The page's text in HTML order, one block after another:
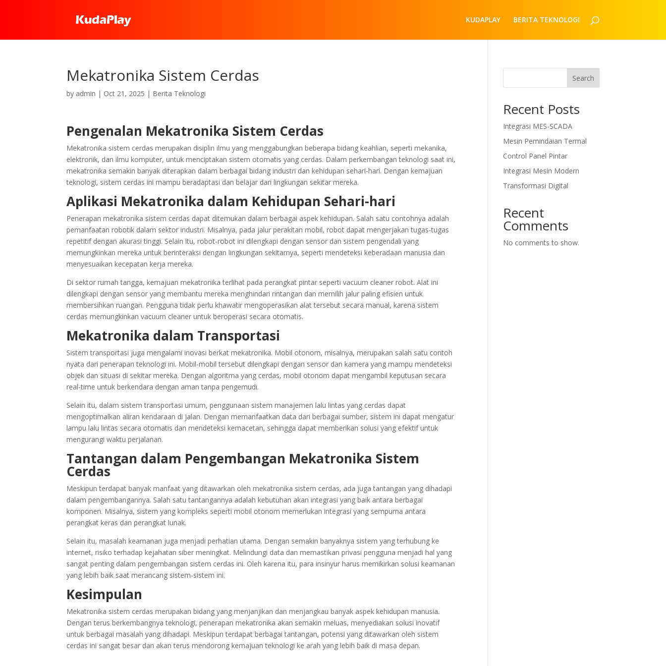
KUDAPLAY BERITA TEKNOLOGI
Mekatronika Sistem Cerdas
by admin | Oct 21, 2025 | Berita Teknologi
Pengenalan Mekatronika Sistem Cerdas
Mekatronika sistem cerdas merupakan disiplin ilmu yang menggabungkan beberapa bidang keahlian, seperti mekanika,
elektronik, dan ilmu komputer, untuk menciptakan sistem otomatis yang cerdas. Dalam perkembangan teknologi saat ini,
mekatronika semakin banyak diterapkan dalam berbagai bidang industri dan kehidupan sehari-hari. Dengan kemajuan
teknologi, sistem cerdas ini mampu beradaptasi dan belajar dari lingkungan sekitar mereka.
Aplikasi Mekatronika dalam Kehidupan Sehari-hari
Penerapan mekatronika sistem cerdas dapat ditemukan dalam berbagai aspek kehidupan. Salah satu contohnya adalah
pemanfaatan robotik dalam sektor industri. Misalnya, pada jalur perakitan mobil, robot dapat mengerjakan tugas-tugas
repetitif dengan akurasi tinggi. Selain itu, robot-robot ini dilengkapi dengan sensor dan sistem pengendali yang
memungkinkan mereka untuk berinteraksi dengan lingkungan sekitarnya, seperti mendeteksi keberadaan manusia dan
menyesuaikan kecepatan kerja mereka.
Di sektor rumah tangga, kemajuan mekatronika terlihat pada perangkat pintar seperti vacuum cleaner robot. Alat ini
dilengkapi dengan sensor yang membantu mereka menghindari rintangan dan memilih jalur paling efisien untuk
membersihkan ruangan. Pengguna tidak perlu khawatir mengoperasikan alat tersebut secara manual, karena sistem
cerdas memungkinkan vacuum cleaner untuk beroperasi secara otomatis.
Mekatronika dalam Transportasi
Sistem transportasi juga mengalami inovasi berkat mekatronika. Mobil otonom, misalnya, merupakan salah satu contoh
nyata dari penerapan teknologi ini. Mobil-mobil tersebut dilengkapi dengan sensor dan kamera yang mampu mendeteksi
objek dan situasi di sekitar mereka. Dengan algoritma yang cerdas, mobil otonom dapat mengambil keputusan secara
real-time untuk berkendara dengan aman tanpa pengemudi.
Selain itu, dalam sistem transportasi umum, penggunaan sistem manajemen lalu lintas yang cerdas dapat
mengoptimalkan aliran kendaraan di jalan. Dengan memanfaatkan data dari berbagai sumber, sistem ini dapat mengatur
lampu lalu lintas secara otomatis dan mendeteksi kemacetan, sehingga dapat memberikan solusi yang efektif untuk
mengurangi waktu perjalanan.
Tantangan dalam Pengembangan Mekatronika Sistem
Cerdas
Meskipun terdapat banyak manfaat yang ditawarkan oleh mekatronika sistem cerdas, ada juga tantangan yang dihadapi
dalam pengembangannya. Salah satu tantangannya adalah kebutuhan akan integrasi yang baik antara berbagai
komponen. Misalnya, sistem yang kompleks seperti mobil otonom memerlukan integrasi yang sempurna antara
perangkat keras dan perangkat lunak.
Selain itu, masalah keamanan juga menjadi perhatian utama. Dengan semakin banyaknya sistem yang terhubung ke
internet, risiko terhadap kejahatan siber meningkat. Melindungi data dan memastikan privasi pengguna menjadi hal yang
sangat penting dalam pengembangan sistem cerdas ini. Oleh karena itu, para insinyur harus memikirkan solusi keamanan
yang lebih baik saat merancang sistem-sistem ini.
Kesimpulan
Mekatronika sistem cerdas merupakan bidang yang menjanjikan dan menjangkau banyak aspek kehidupan manusia.
Dengan terus berkembangnya teknologi, penerapan mekatronika akan semakin meluas, menyediakan solusi inovatif
untuk berbagai masalah yang dihadapi. Meskipun terdapat berbagai tantangan, potensi yang ditawarkan oleh sistem
cerdas ini sangat besar dan akan terus mendorong kemajuan teknologi ke arah yang lebih baik di masa depan.
Search
Recent Posts
Integrasi MES-SCADA
Mesin Pemindaian Termal
Control Panel Pintar
Integrasi Mesin Modern
Transformasi Digital
Recent
Comments
No comments to show.